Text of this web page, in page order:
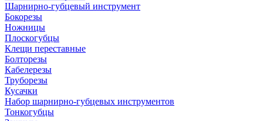
Шарнирно-губцевый инструмент
Бокорезы
Ножницы
Плоскогубцы
Клещи переставные
Болторезы
Кабелерезы
Труборезы
Кусачки
Набор шарнирно-губцевых инструментов
Тонкогубцы